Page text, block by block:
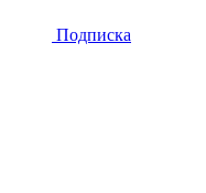
Подписка